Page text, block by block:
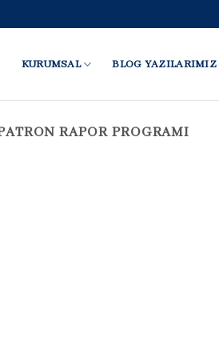
KURUMSAL BLOG YAZILARIMIZ
RAPOR PROGRAMI